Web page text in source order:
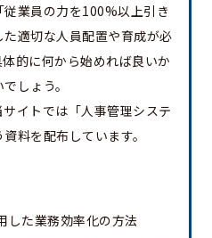
業員の力を100%以上引き
適切な人員配置や育成が必
的に何から始めれば良いか
しょう。
イトでは「人事管理システ
料を配布しています。
した業務効率化の方法